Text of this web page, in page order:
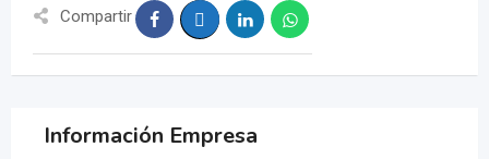
Compartir
Información Empresa